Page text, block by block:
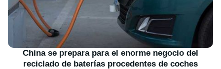
China se prepara para el enorme negocio del
reciclado de baterías procedentes de coches